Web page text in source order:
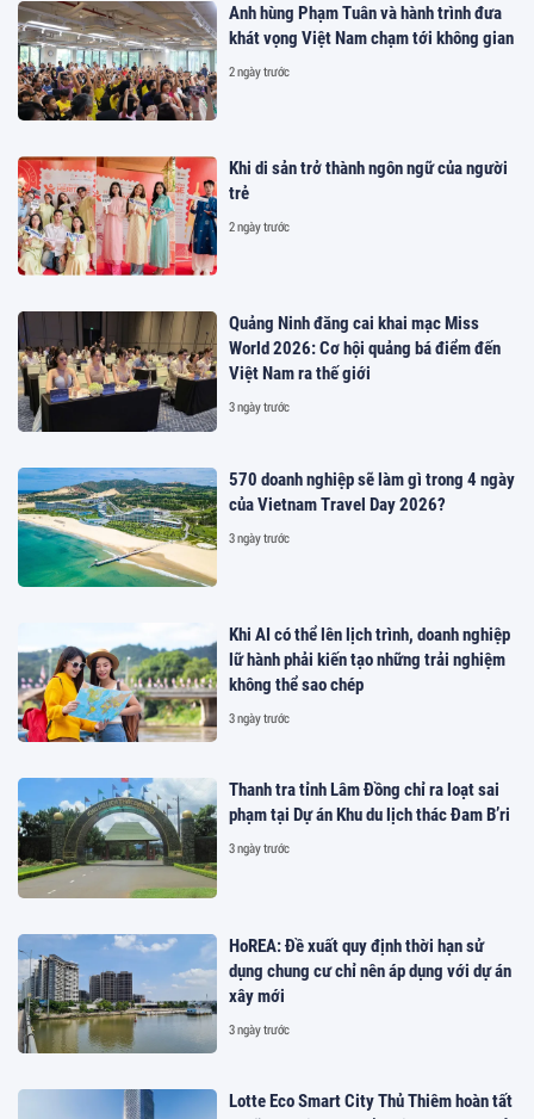
Anh hùng Phạm Tuân và hành trình đưa
khát vọng Việt Nam chạm tới không gian
2 ngày trước
Khi di sản trở thành ngôn ngữ của người
trẻ
2 ngày trước
Quảng Ninh đăng cai khai mạc Miss
World 2026: Cơ hội quảng bá điểm đến
Việt Nam ra thế giới
3 ngày trước
570 doanh nghiệp sẽ làm gì trong 4 ngày
của Vietnam Travel Day 2026?
3 ngày trước
Khi AI có thể lên lịch trình, doanh nghiệp
lữ hành phải kiến tạo những trải nghiệm
không thể sao chép
3 ngày trước
Thanh tra tỉnh Lâm Đồng chỉ ra loạt sai
phạm tại Dự án Khu du lịch thác Đam B’ri
3 ngày trước
HoREA: Đề xuất quy định thời hạn sử
dụng chung cư chỉ nên áp dụng với dự án
xây mới
3 ngày trước
Lotte Eco Smart City Thủ Thiêm hoàn tất